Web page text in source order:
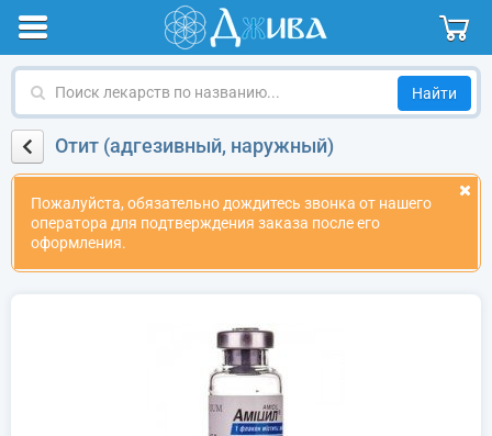
Поиск
по
названиюОтит (адгезивный, наружный)
Пожалуйста, обязательно дождитесь звонка от нашего
оператора для подтверждения заказа после его
оформления.